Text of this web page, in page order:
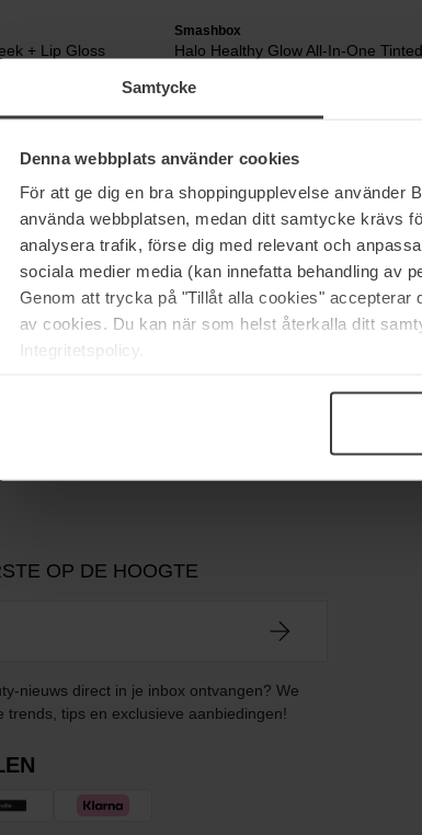
Samtycke
Denna webbplats använder cookies
För att ge dig en bra shoppingupplevelse använder
använda webbplatsen, medan ditt samtycke krävs
analysera trafik, förse dig med relevant och
sociala medier media (kan innefatta behandling av
Genom att trycka på "Tillåt alla cookies" accepterar
av cookies. Du kan när som helst återkalla ditt
Integritetspolicy.
+ Lip Gloss
Smashbox
Halo Healthy Glow All-In-One Tinted
40 ml
All-In-One Tinted
OP DE HOOGTE
nieuws direct in je inbox ontvangen? We
trends, tips en exclusieve aanbiedingen!